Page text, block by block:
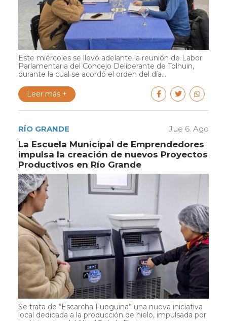
Este miércoles se llevó adelante la reunión de Labor
Parlamentaria del Concejo Deliberante de Tolhuin,
durante la cual se acordó el orden del día...
Leer más +
RÍO GRANDE Jue 6. Ago
La Escuela Municipal de Emprendedores
impulsa la creación de nuevos Proyectos
Productivos en Río Grande
Se trata de “Escarcha Fueguina” una nueva iniciativa
local dedicada a la producción de hielo, impulsada por